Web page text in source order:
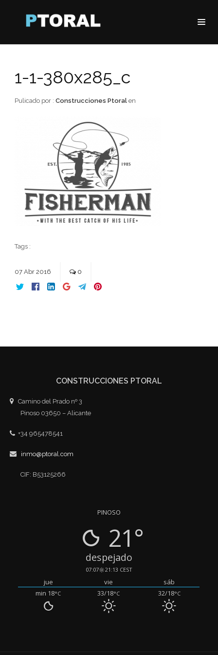
1-1-380x285_c
Pulicado por : Construcciones Ptoral en
Tags :
07 Abr 2016 0
CONSTRUCCIONES PTORAL
Camino del Prado nº 3
Pinoso 03650 – Alicante
+34 965478541
inmo@ptoral.com
CIF: B53125266
PINOSO
21°
despejado
07:07 21:13 CEST
jue vie
sáb
min 18°C 33/18°C 32/18°C